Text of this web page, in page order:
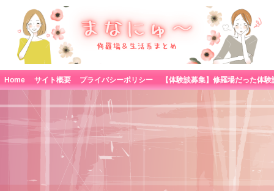
Home サイト概要 プライバシーポリシー